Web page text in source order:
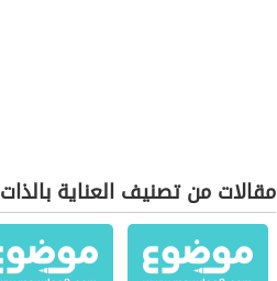
مقالات من تصنيف العناية بالذات